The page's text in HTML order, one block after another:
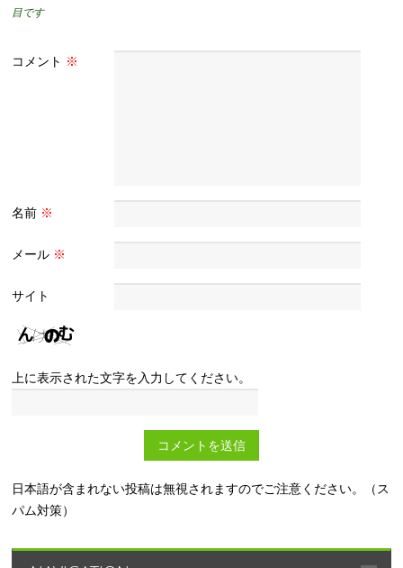
目です
コメント ※
名前 ※
メール ※
サイト
上に表示された文字を入力してください。
日本語が含まれない投稿は無視されますのでご注意ください。（ス
パム対策）